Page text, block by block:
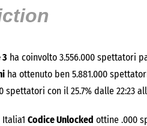
ha coinvolto 3.556.000 spettatori
ha ottenuto ben 5.881.000
spettatori con il 25.7% dalle 22:23
Codice Unlocked ottine .000